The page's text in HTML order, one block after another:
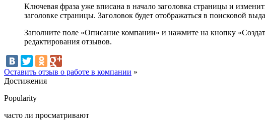
Ключевая фраза уже вписана в начало заголовка страницы и
заголовке страницы. Заголовок будет отображаться в поисковой
Заполните поле «Описание компании» и нажмите на кнопку
редактирования отзывов.
Оставить отзыв о работе в компании »
Достижения
Popularity
часто ли просматривают